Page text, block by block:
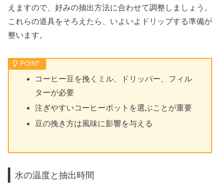
えますので、好みの抽出方法に合わせて調整しましょう。
これらの道具をそろえたら、いよいよドリップする準備が
整います。
コーヒー豆を挽くミル、ドリッパー、フィル
ターが必要
注ぎやすいコーヒーポットを選ぶことが重要
豆の挽き方は風味に影響を与える
水の温度と抽出時間